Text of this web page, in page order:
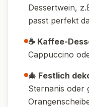
Dessertwein,
passt perfekt
☕ Kaffee-
Cappuccino
🎄 Festlich
Sternanis oder